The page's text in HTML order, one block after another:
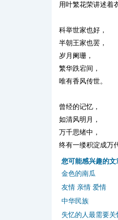
用叶繁花荣讲述着
科举世家也好，
半朝王家也罢，
岁月阑珊，
繁华跌宕间，
唯有香风传世。
曾经的记忆，
如清风明月，
万千思绪中，
终有一缕积淀成万
您可能感兴趣的文
金色的南瓜
友情 亲情 爱情
中华民族
失忆的人最需要关